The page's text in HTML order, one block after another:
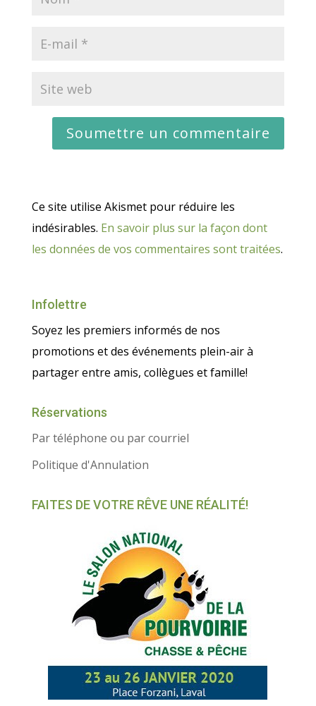
Ce site utilise Akismet pour réduire les
indésirables. En savoir plus sur la façon dont
les données de vos commentaires sont traitées.
Infolettre
Soyez les premiers informés de nos
promotions et des événements plein-air à
partager entre amis, collègues et famille!
Réservations
Par téléphone ou par courriel
Politique d'Annulation
FAITES DE VOTRE RÊVE UNE RÉALITÉ!